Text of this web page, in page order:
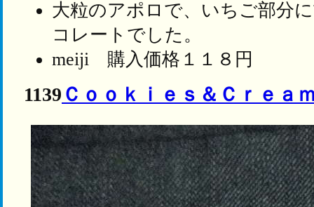
大粒のアポロで、いちご部分
コレートでした。
meiji 購入価格１１８円
1139 Ｃｏｏｋｉｅｓ＆Ｃｒｅａ